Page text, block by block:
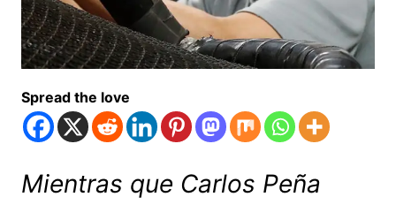
Spread the love
Mientras que Carlos Peña